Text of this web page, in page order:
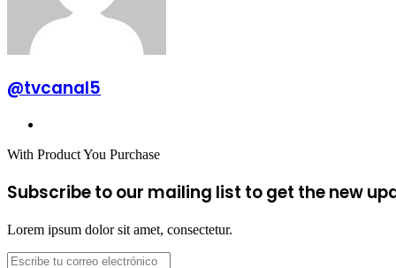
@tvcanal5
With Product You Purchase
Subscribe to our mailing list to get the new
Lorem ipsum dolor sit amet, consectetur.
Escribe